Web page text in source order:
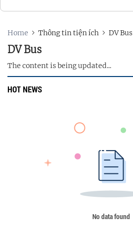
Home Thông tin tiện ích DV Bus
DV Bus
The content is being updated...
HOT NEWS
No data found